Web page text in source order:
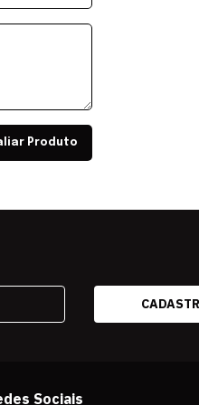
Produto
Sociais